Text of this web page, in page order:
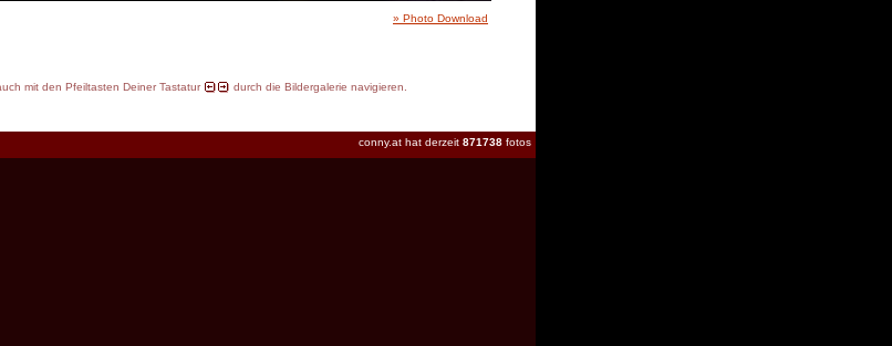
» Photo Download
mit den Pfeiltasten Deiner Tastatur durch die Bildergalerie navigieren.
conny.at hat derzeit 871738 fotos